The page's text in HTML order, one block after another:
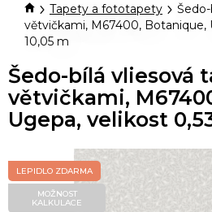
DomůTapety a fototapety
větvičkami, M67400, Botanique,
10,05 m
Šedo-bílá vliesová
větvičkami,
Ugepa, velikost
LEPIDLO ZDARMA
MOŽNOST
KALKULACE